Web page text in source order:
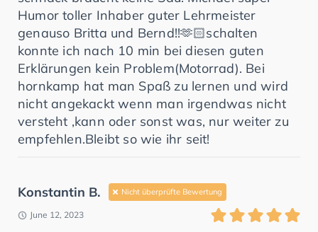
Humor toller Inhaber guter Lehrmeister
genauso Britta und Bernd!!🫶🏻schalten
konnte ich nach 10 min bei diesen guten
Erklärungen kein Problem(Motorrad). Bei
hornkamp hat man Spaß zu lernen und wird
nicht angekackt wenn man irgendwas nicht
versteht ,kann oder sonst was, nur weiter zu
empfehlen.Bleibt so wie ihr seit!
Konstantin B. Nicht überprüfte Bewertung
June 12, 2023